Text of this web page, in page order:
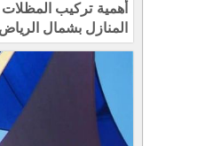
أهمية تركيب
المنازل بشمال